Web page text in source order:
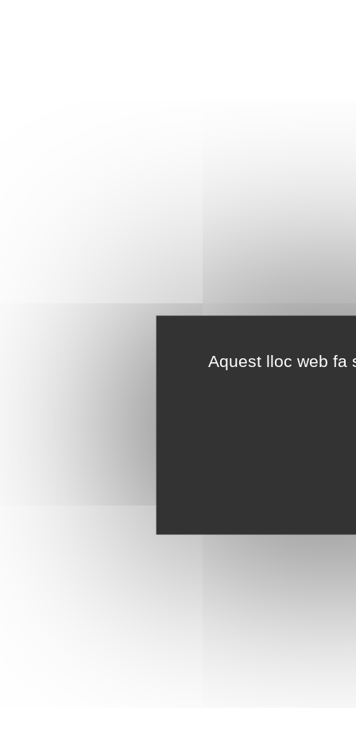
Aquest lloc web fa